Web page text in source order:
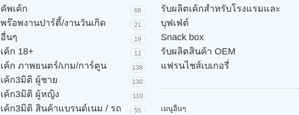
คัพเค้ก 66
พร๊อพงานปาร์ตี้/งานวันเกิด 21
อื่นๆ 19
เค้ก 18+ 12
เค้ก ภาพยนตร์/เกม/การ์ตูน 138
เค้ก3มิติ ผู้ชาย 130
เค้ก3มิติ ผู้หญิง 110
เค้ก3มิติ สินค้าแบรนด์เนม / รถ 55
รับผลิตเค้กสำหรับโรงแรมและ
บุฟเฟ่ต์
Snack box
รับผลิตสินค้า OEM
แฟรนไชส์เบเกอรี่
เมนูอื่นๆ